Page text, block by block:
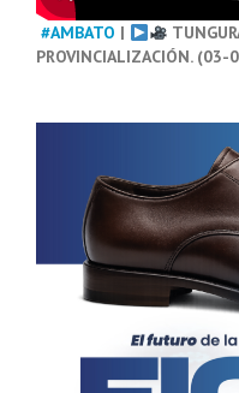
#AMBATO |
PROVINCIALIZACIÓN.